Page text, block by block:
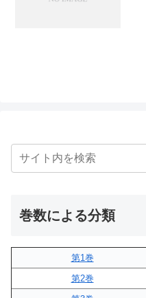
巻数による分類
第1巻
第2巻